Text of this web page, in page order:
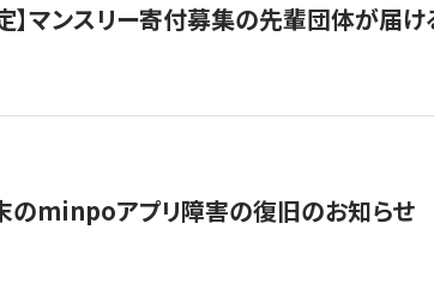
】マンスリー寄付募集の先輩団体が届
minpoアプリ障害の復旧のお知らせ